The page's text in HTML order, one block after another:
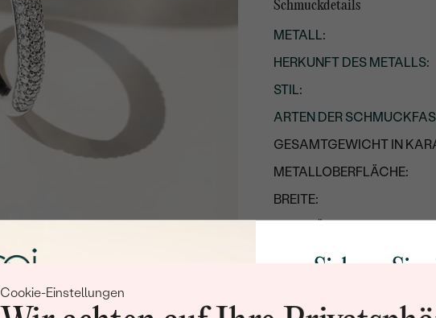
Cookie-Einstellungen
Schmuckdetails
METALL:
HERKUNFT DES METALLS:
STIL:
ARTEN DER
GESAMTGEWICHT IN
METALLOBERFLÄCHE:
BREITE:
Details des eingesetzten
Sichern Sie
Rabatt auf